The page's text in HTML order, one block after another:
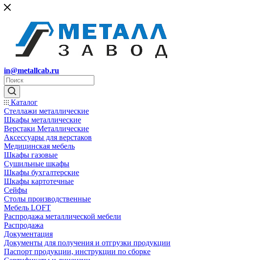
in@metallcab.ru
Каталог
Стеллажи металлические
Шкафы металлические
Верстаки Металлические
Аксессуары для верстаков
Медицинская мебель
Шкафы газовые
Сушильные шкафы
Шкафы бухгалтерские
Шкафы картотечные
Сейфы
Столы производственные
Мебель LOFT
Распродажа металлической мебели
Распродажа
Документация
Документы для получения и отгрузки продукции
Паспорт продукции, инструкции по сборке